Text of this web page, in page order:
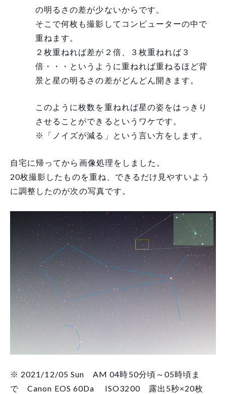
の明るさの差が少ないからです。
そこで何枚も撮影してコンピューターの中で
重ねます。
２枚重ねれば差が２倍、３枚重ねれば３
倍・・・というように重ねれば重ねるほど背
景と星の明るさの差がどんどん開きます。
このように枚数を重ねれば星の姿をはっきり
させることができるというワケです。
※「ノイズが減る」という言い方をします。
自宅に帰ってから画像処理をしました。
20枚撮影したものを重ね、できるだけ見やすいよう
に調整したのが次の写真です。
※ 2021/12/05 Sun AM 04時50分頃～05時頃ま
で Canon EOS 60Da ISO3200 露出5秒×20枚